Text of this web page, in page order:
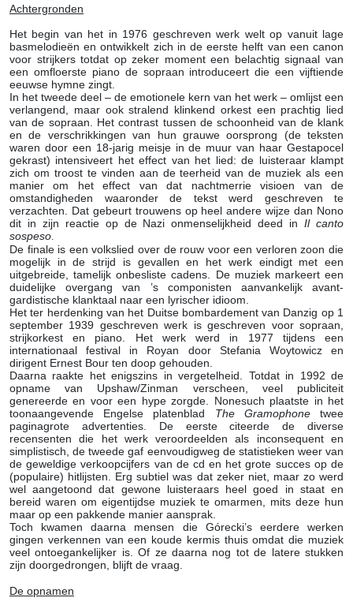
Achtergronden
Het begin van het in 1976 geschreven werk welt op vanuit lage
basmelodieën en ontwikkelt zich in de eerste helft van een canon
voor strijkers totdat op zeker moment een belachtig signaal van
een omfloerste piano de sopraan introduceert die een vijftiende
eeuwse hymne zingt.
In het tweede deel – de emotionele kern van het werk – omlijst een
verlangend, maar ook stralend klinkend orkest een prachtig lied
van de sopraan. Het contrast tussen de schoonheid van de klank
en de verschrikkingen van hun grauwe oorsprong (de teksten
waren door een 18-jarig meisje in de muur van haar Gestapocel
gekrast) intensiveert het effect van het lied: de luisteraar klampt
zich om troost te vinden aan de teerheid van de muziek als een
manier om het effect van dat nachtmerrie visioen van de
omstandigheden waaronder de tekst werd geschreven te
verzachten. Dat gebeurt trouwens op heel andere wijze dan Nono
dit in zijn reactie op de Nazi onmenselijkheid deed inIl canto
sospeso.
De finale is een volkslied over de rouw voor een verloren zoon die
mogelijk in de strijd is gevallen en het werk eindigt met een
uitgebreide, tamelijk onbesliste cadens. De muziek markeert een
duidelijke overgang van ’s componisten aanvankelijk avant-
gardistische klanktaal naar een lyrischer idioom.
Het ter herdenking van het Duitse bombardement van Danzig op 1
september 1939 geschreven werk is geschreven voor sopraan,
strijkorkest en piano. Het werk werd in 1977 tijdens een
internationaal festival in Royan door Stefania Woytowicz en
dirigent Ernest Bour ten doop gehouden.
Daarna raakte het enigszins in vergetelheid. Totdat in 1992 de
opname van Upshaw/Zinman verscheen, veel publiciteit
genereerde en voor een hype zorgde. Nonesuch plaatste in het
toonaangevende Engelse platenblad The Gramophonetwee
paginagrote advertenties. De eerste citeerde de diverse
recensenten die het werk veroordeelden als inconsequent en
simplistisch, de tweede gaf eenvoudigweg de statistieken weer van
de geweldige verkoopcijfers van de cd en het grote succes op de
(populaire) hitlijsten. Erg subtiel was dat zeker niet, maar zo werd
wel aangetoond dat gewone luisteraars heel goed in staat en
bereid waren om eigentijdse muziek te omarmen, mits deze hun
maar op een pakkende manier aansprak.
Toch kwamen daarna mensen die Górecki’s eerdere werken
gingen verkennen van een koude kermis thuis omdat die muziek
veel ontoegankelijker is. Of ze daarna nog tot de latere stukken
zijn doorgedrongen, blijft de vraag.
De opnamen